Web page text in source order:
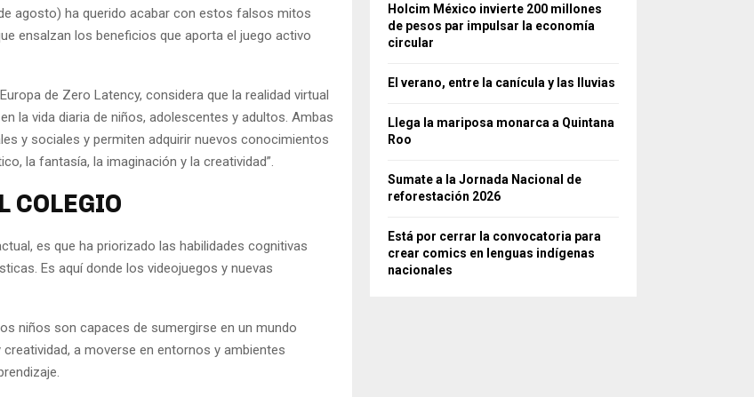
agosto) ha querido acabar con estos falsos mitos
ensalzan los beneficios que aporta el juego activo
de Zero Latency, considera que la realidad virtual
la vida diaria de niños, adolescentes y adultos. Ambas
y sociales y permiten adquirir nuevos conocimientos
la fantasía, la imaginación y la creatividad”.
COLEGIO
es que ha priorizado las habilidades cognitivas
Es aquí donde los videojuegos y nuevas
niños son capaces de sumergirse en un mundo
a moverse en entornos y ambientes
Holcim México invierte 200 millones
de pesos par impulsar la economía
circular
El verano, entre la canícula y las lluvias
Llega la mariposa monarca a Quintana
Roo
Sumate a la Jornada Nacional de
reforestación 2026
Está por cerrar la convocatoria para
crear comics en lenguas indígenas
nacionales